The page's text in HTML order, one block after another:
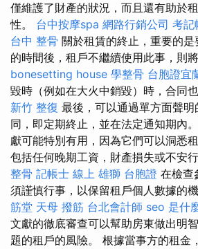
僅維護了財產的狀況，而且還有助於
性。 台中按摩spa 網路行銷公司 考記
台中 整骨 關於租賃的終止，重要的
的時間後，租戶不繼續使用此事，則將
bonesetting house 學整骨 台胞證宜
毀時（例如在大火中銷毀）時，合同
新竹 整復 最後，可以通過單方面聲
同，即定期終止，並在法定通知期內
獻可能特別有用，因為它們可以洞悉
包括任何晚期工資，財產損失或不安
整骨 記帳士 線上 雄獅 台胞證 在檢查
須謹慎行事，以保留租戶個人數據的
筋堂 天母 撥筋 台北會計師 seo 是什
文獻的徹底審查可以幫助房東做出明
題的租戶的風險。 根據當事方的租金